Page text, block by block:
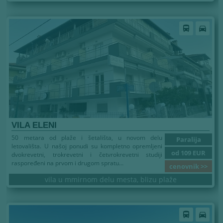
Leto 2026 directions_bus directions_car
VILA ELENI
Paralija
od 109 EUR
cenovnik >>
50 metara od plaže i šetališta, u novom delu
letovališta. U našoj ponudi su kompletno opremljeni
dvokrevetni, trokrevetni i četvrokrevetni studiji
raspoređeni na prvom i drugom spratu...
vila u mmirnom delu mesta, blizu plaže
directions_bus directions_car